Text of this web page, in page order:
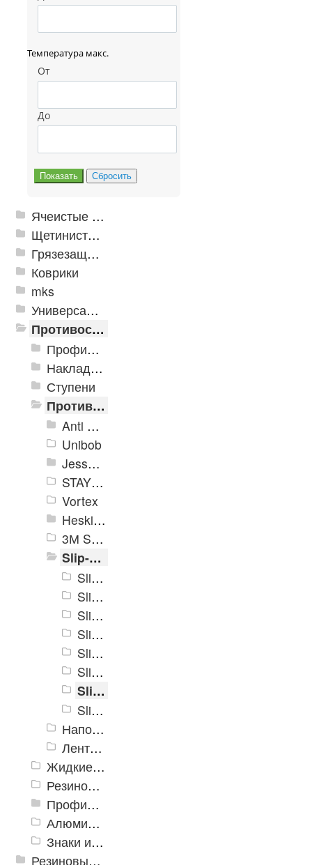
Температура макс.
От
До
Ячеистые грязезащитные покрытия
Щетинистые покрытия
Грязезащитные, влаговпитывающие покрытия
Коврики
mks
Универсальные модульные покрытия
Противоскользящая защита для лестниц, профили, ленты
Профили алюминиевые с резиновой вставкой
Накладки противоскользящие резиновые
Ступени
Противоскользящие ленты
Anti Slip Systems
Unibob
Jessup Safety Track
STAYER Profi
Vortex
Heskins
3М Safety-Walk TM
Slip-Stop
Slip-Stop, средней зернистости, черный
Slip-Stop, средней зернистости, прозрачный
Slip-Stop, средней зернистости, желтый
Slip-Stop, средней зернистости, коричневый
Slip-Stop, средней зернистости, серый
Slip-Stop, средней зернистости, черно-желтый
Slip-Stop, средней зернистости, синий
Slip-Stop, средней зернистости, красный
Напольная разметка, знаки
Ленты Зубр
Жидкие противоскользящие средства
Резиновый профиль с алюминиевой вставкой «NoSlip»
Профили закладные
Алюминиевый профиль для ленты
Знаки из полистирола для разметки пола
Резиновые и ПВХ дорожки